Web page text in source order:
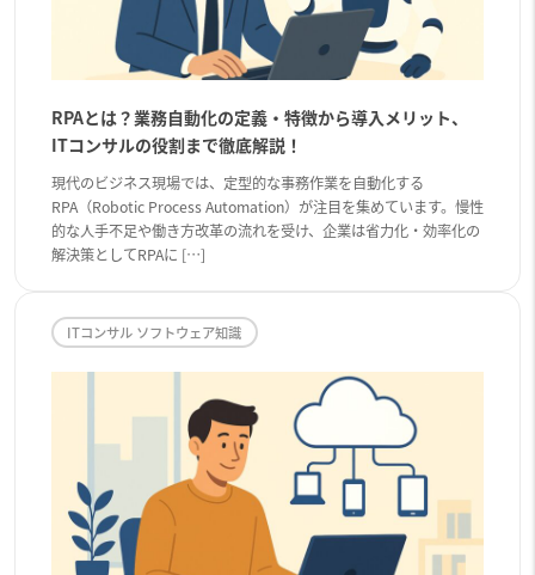
RPAとは？業務自動化の定義・特徴から導入メリット、
ITコンサルの役割まで徹底解説！
現代のビジネス現場では、定型的な事務作業を自動化する
RPA（Robotic Process Automation）が注目を集めています。慢性
的な人手不足や働き方改革の流れを受け、企業は省力化・効率化の
解決策としてRPAに […]
ITコンサル ソフトウェア知識